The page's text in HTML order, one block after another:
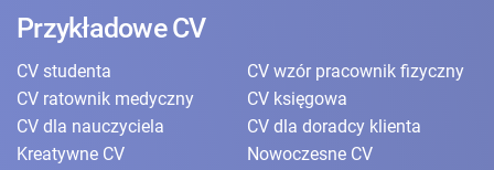
Przykładowe CV
CV studenta
CV wzór pracownik fizyczny
CV ratownik medyczny
CV księgowa
CV dla nauczyciela
CV dla doradcy klienta
Kreatywne CV
Nowoczesne CV